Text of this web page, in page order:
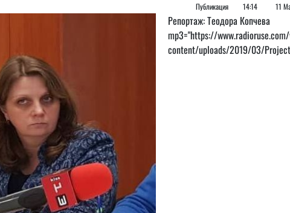
Публикация 14:14 11
Репортаж: Теодора
mp3="https://
content/uploads/2019/03/